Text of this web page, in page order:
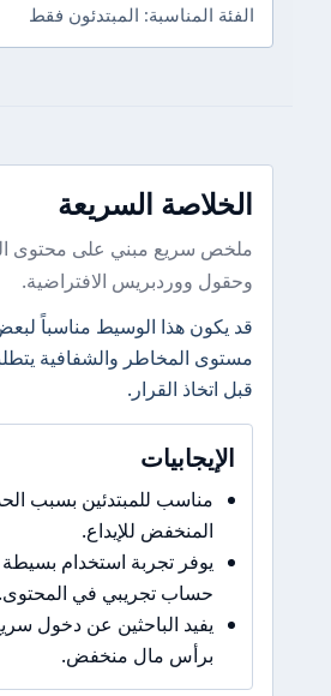
الفئة المناسبة: المبتدئون فقط
الخلاصة السريعة
ملخص سريع مبني على محتوى
وحقول ووردبريس الافتراضية.
قد يكون هذا الوسيط مناسباً
مستوى المخاطر والشفافية
قبل اتخاذ القرار.
الإيجابيات
مناسب للمبتدئين بسبب
المنخفض للإيداع.
يوفر تجربة استخدام بسيطة
حساب تجريبي في المحتوى.
يفيد الباحثين عن دخول
برأس مال منخفض.